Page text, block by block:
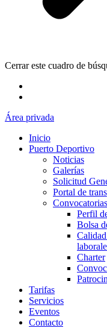
Cerrar este cuadro de
Área privada
Inicio
Puerto Deportivo
Noticias
Galerías
Solicitud
Portal de
Perfil
Bolsa
Charter
Tarifas
Servicios
Eventos
Contacto